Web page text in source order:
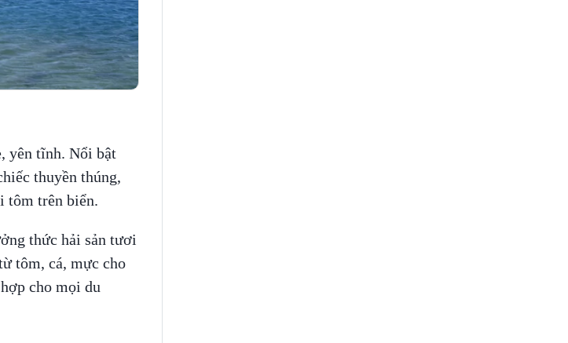
yên tĩnh. Nổi bật
thuyền thúng,
tôm trên biển.
thức hải sản tươi
tôm, cá, mực cho
cho mọi du